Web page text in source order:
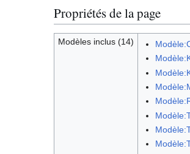
Propriétés de la page
Modèles inclus (14)